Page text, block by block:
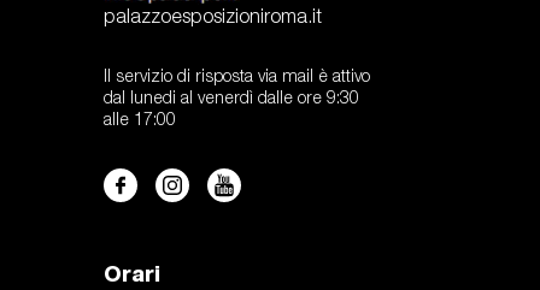
palazzoesposizioniroma.it
Il servizio di risposta via mail è attivo
dal lunedi al venerdì dalle ore 9:30
alle 17:00
Orari